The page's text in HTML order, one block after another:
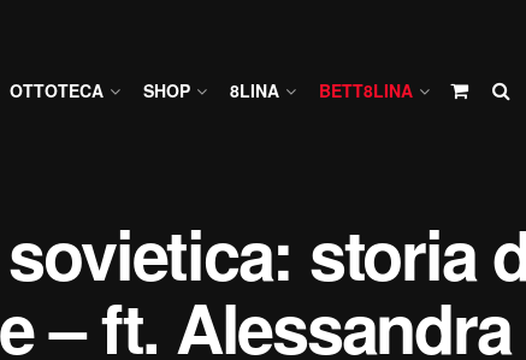
OTTOTECA SHOP 8LINA BETT8LINA
storia
– ft.